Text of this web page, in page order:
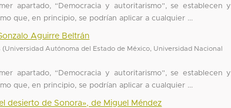
apartado, “Democracia y autoritarismo”, se establecen y
que, en principio, se podrían aplicar a cualquier ...
Aguirre Beltrán
(Universidad Autónoma del Estado de México, Universidad Nacional
apartado, “Democracia y autoritarismo”, se establecen y
que, en principio, se podrían aplicar a cualquier ...
desierto de Sonora», de Miguel Méndez